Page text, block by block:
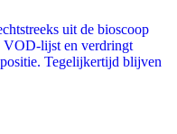
uit de bioscoop
VOD-lijst en verdringt
Tegelijkertijd blijven